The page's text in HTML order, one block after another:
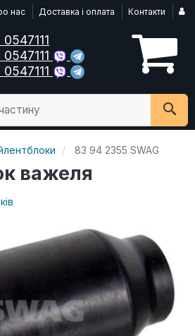
нас Доставка і оплата Контакти
0547111
0547111
0547111
83 94 2355 SWAG
важеля